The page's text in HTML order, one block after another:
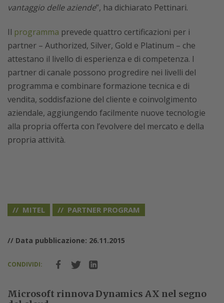
vantaggio delle aziende”, ha dichiarato Pettinari.
Il programma prevede quattro certificazioni per i
partner – Authorized, Silver, Gold e Platinum – che
attestano il livello di esperienza e di competenza. I
partner di canale possono progredire nei livelli del
programma e combinare formazione tecnica e di
vendita, soddisfazione del cliente e coinvolgimento
aziendale, aggiungendo facilmente nuove tecnologie
alla propria offerta con l’evolvere del mercato e della
propria attività.
MITEL PARTNER PROGRAM
// Data pubblicazione: 26.11.2015
CONDIVIDI:
Microsoft rinnova Dynamics AX nel segno